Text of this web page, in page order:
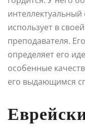
использует в
преподавателя.
определяет его
особенные
его выдающимся